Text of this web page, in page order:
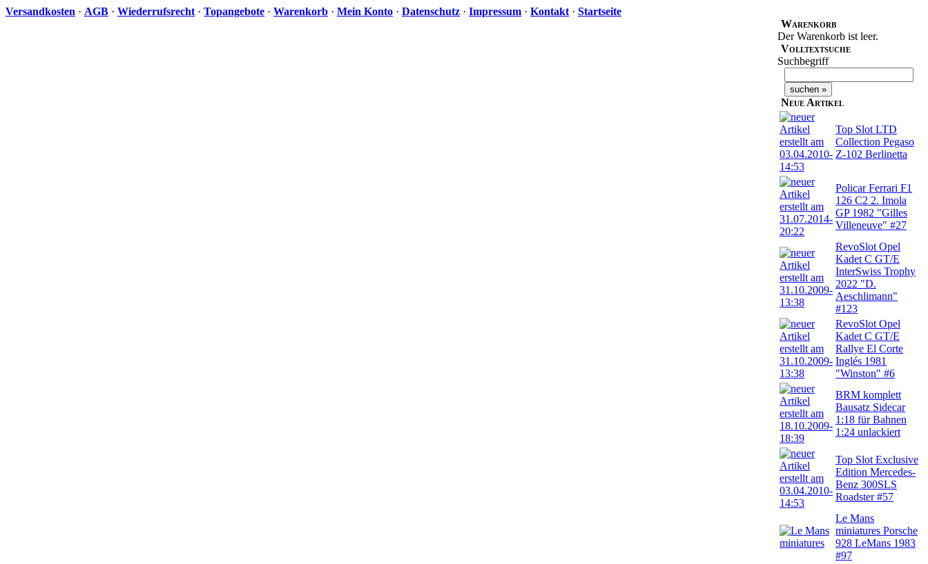
Versandkosten · AGB · Wiederrufsrecht · Topangebote · Warenkorb · Mein Konto · Datenschutz · Impressum · Kontakt · Startseite
Warenkorb
Der Warenkorb ist leer.
Volltextsuche
Suchbegriff
Neue Artikel
Top Slot LTD
Collection Pegaso
Z-102 Berlinetta
Policar Ferrari F1
126 C2 2. Imola
GP 1982 "Gilles
Villeneuve" #27
RevoSlot Opel
Kadet C GT/E
InterSwiss Trophy
2022 "D.
Aeschlimann"
#123
RevoSlot Opel
Kadet C GT/E
Rallye El Corte
Inglés 1981
"Winston" #6
BRM komplett
Bausatz Sidecar
1:18 für Bahnen
1:24 unlackiert
Top Slot Exclusive
Edition Mercedes-
Benz 300SLS
Roadster #57
Le Mans
miniatures Porsche
928 LeMans 1983
#97